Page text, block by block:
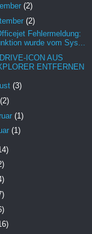
(2)
(2)
Fehlermeldung:
wurde vom Sys...
ICON AUS
ENTFERNEN
(3)
(2)
(1)
(1)